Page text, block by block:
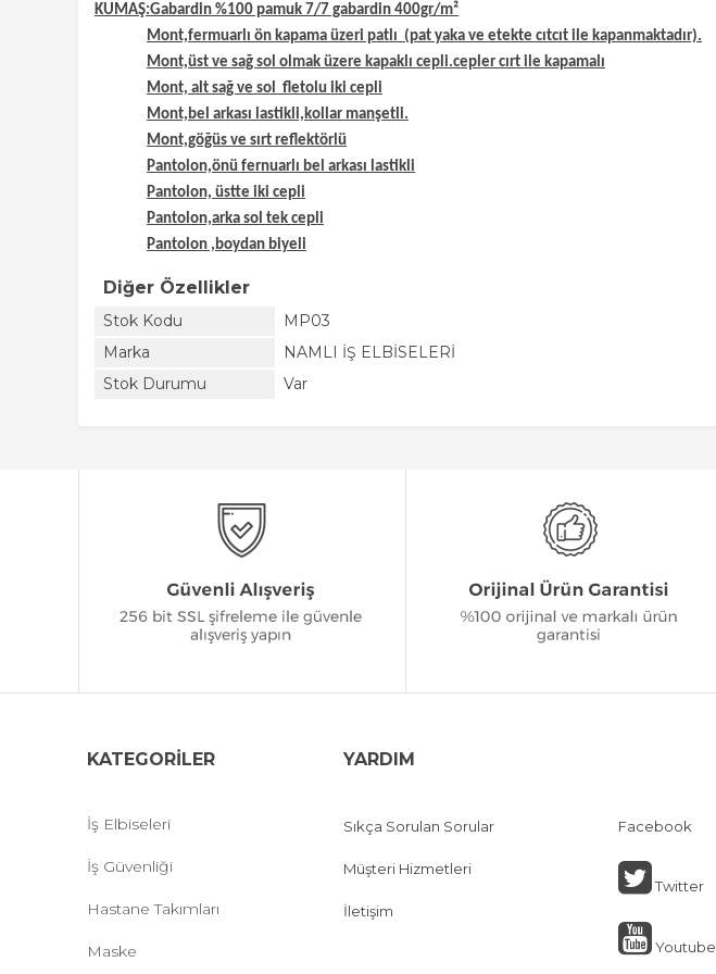
KUMAŞ:Gabardin %100 pamuk 7/7 gabardin 400gr/m²
Mont,fermuarlı ön kapama üzeri patlı (pat yaka ve etekte cıtcıt ile kapanmaktadır).
Mont,üst ve sağ sol olmak üzere kapaklı cepli.cepler cırt ile kapamalı
Mont, alt sağ ve sol fletolu iki cepli
Mont,bel arkası lastikli,kollar manşetli.
Mont,göğüs ve sırt reflektörlü
Pantolon,önü fernuarlı bel arkası lastikli
Pantolon, üstte iki cepli
Pantolon,arka sol tek cepli
Pantolon ,boydan biyeli
Diğer Özellikler
Stok Kodu
MP03
Marka
NAMLI İŞ ELBİSELERİ
Stok Durumu
Var
KATEGORİLER
İş Elbiseleri
İş Güvenliği
Hastane Takımları
Maske
YARDIM
Sıkça Sorulan Sorular
Müşteri Hizmetleri
İletişim
Facebook
Twitter
Youtube